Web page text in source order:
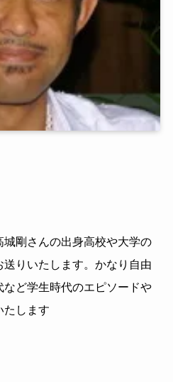
剛さんの出身高校や大学の
りいたします。かなり自由
ど学生時代のエピソードや
たします